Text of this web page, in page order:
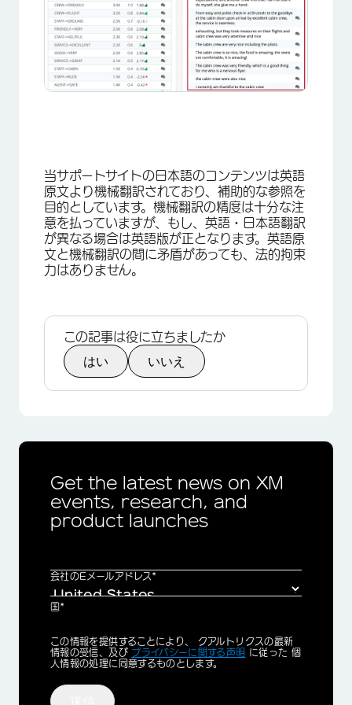
×
当サポートサイトの日本語のコンテンツは英語
原文より機械翻訳されており、補助的な参照を
目的としています。機械翻訳の精度は十分な注
意を払っていますが、もし、英語・日本語翻訳
が異なる場合は英語版が正となります。英語原
文と機械翻訳の間に矛盾があっても、法的拘束
力はありません。
この記事は役に立ちましたか
はい いいえ
Get the latest news on XM
events, research, and
product launches
会社のEメールアドレス*
国*
Privacy
Optin
この情報を提供することにより、 クアルトリクスの最新
情報の受信、及び プライバシーに関する声明 に従った 個
人情報の処理に同意するものとします。